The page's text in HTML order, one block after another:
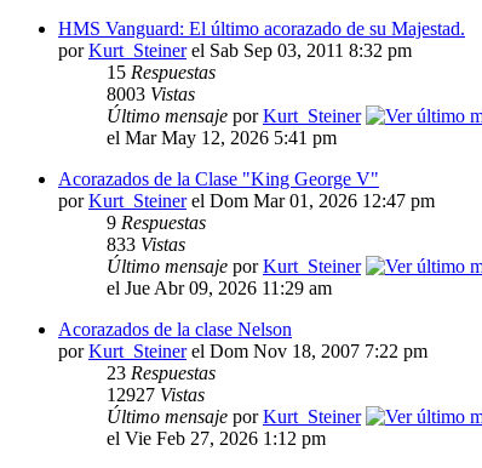
HMS Vanguard: El último acorazado de su Majestad.
porKurt_Steinerel Sab Sep 03, 2011 8:32 pm
15 Respuestas
8003 Vistas
Último mensaje porKurt_Steiner
el Mar May 12, 2026 5:41 pm
Acorazados de la Clase "King George V"
porKurt_Steinerel Dom Mar 01, 2026 12:47 pm
9 Respuestas
833 Vistas
Último mensaje porKurt_Steiner
el Jue Abr 09, 2026 11:29 am
Acorazados de la clase Nelson
porKurt_Steinerel Dom Nov 18, 2007 7:22 pm
23 Respuestas
12927 Vistas
Último mensaje porKurt_Steiner
el Vie Feb 27, 2026 1:12 pm